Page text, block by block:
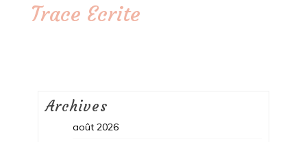
Trace Ecrite
Archives
août 2026